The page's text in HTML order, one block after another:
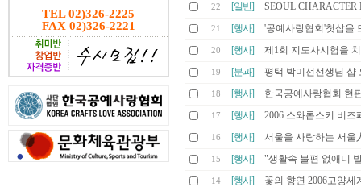
TEL 02)326-2225
FAX 02)326-2221
22 [일반] SEOUL CHARACTER
21 [행사] '공예사랑협회'첫삽을
20 [행사] 제1회 지도사시험을
19 [분과] 평택 박미선선생님 샵
18 [행사] 한국공예사랑협회 현
17 [행사] 2006 스와롭스키 비
16 [행사] 서울을 사랑하는 서울
15 [행사] "생활속 불편 없애니
14 [행사] 꽃의 향연 2006고양세